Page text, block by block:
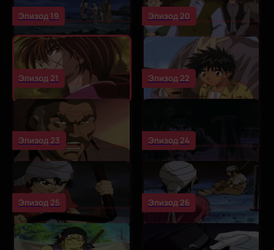
Эпизод 19 Эпизод 20
Эпизод 21 Эпизод 22
Эпизод 23 Эпизод 24
Эпизод 25 Эпизод 26